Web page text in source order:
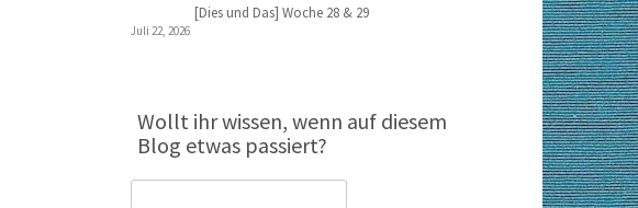
[Dies und Das] Woche 28 & 29
Juli 22, 2026
Wollt ihr wissen, wenn auf diesem
Blog etwas passiert?